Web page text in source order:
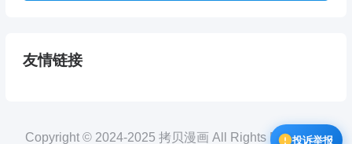
友情链接
Copyright © 2024-2025 拷贝漫画 All Rights Reserved.
投诉举报